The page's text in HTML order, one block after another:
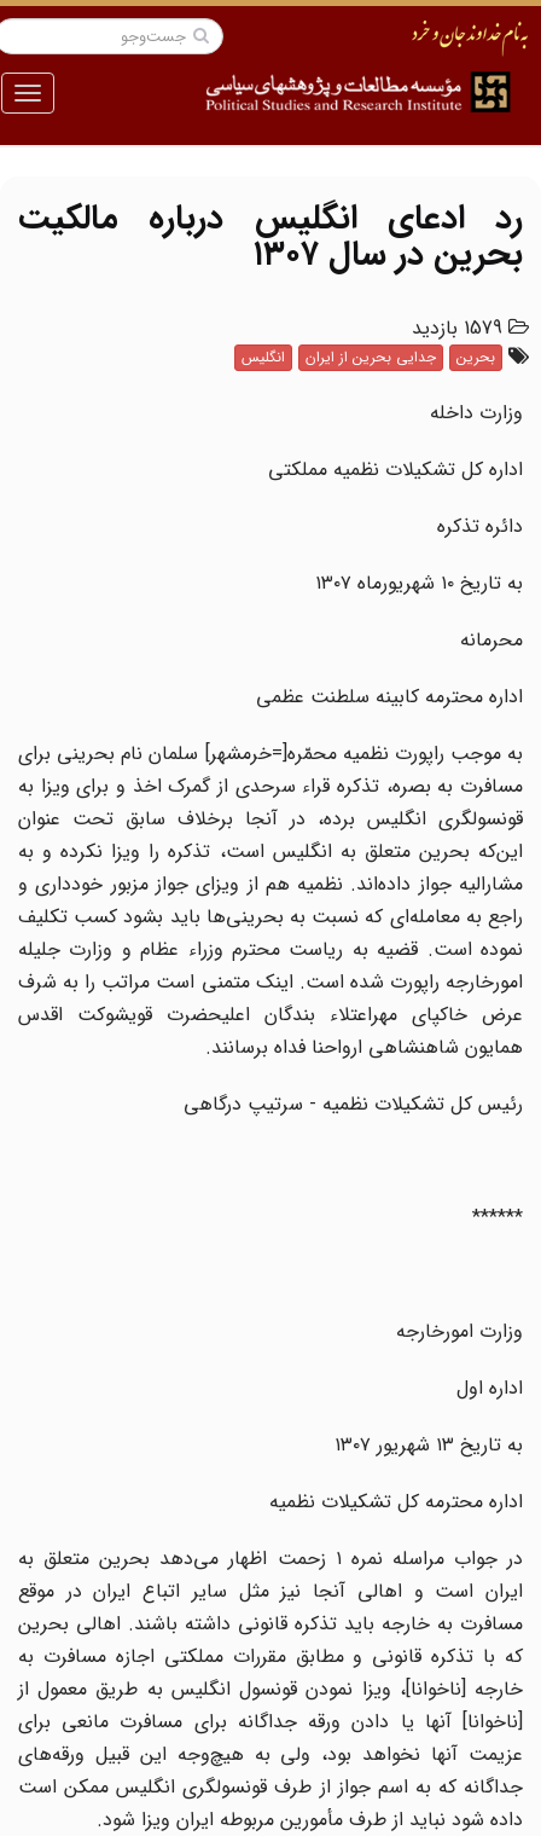
منو
رد ادعای انگلیس درباره مالکیت
بحرین در سال ۱۳۰۷
1579 بازدید
بحرین جدایی بحرین از ایران انگلیس
وزارت داخله
اداره کل تشکیلات نظمیه مملکتی
دائره تذکره
به تاریخ ۱۰ شهریورماه ۱۳۰۷
محرمانه
اداره محترمه کابینه سلطنت عظمی
به موجب راپورت نظمیه محمّره[=خرمشهر] سلمان نام بحرینی برای
مسافرت به بصره، تذکره قراء سرحدی از گمرک اخذ و برای ویزا به
قونسولگری انگلیس برده، در آنجا برخلاف سابق تحت عنوان
این‌که بحرین متعلق به انگلیس است، تذکره را ویزا نکرده و به
مشارالیه جواز داده‌اند. نظمیه هم از ویزای جواز مزبور خودداری و
راجع به معامله‌ای که نسبت به بحرینی‌ها باید بشود کسب تکلیف
نموده است. قضیه به ریاست محترم وزراء عظام و وزارت جلیله
امورخارجه راپورت شده است. اینک متمنی است مراتب را به شرف
عرض خاکپای مهراعتلاء بندگان اعلیحضرت قویشوکت اقدس
همایون شاهنشاهی ارواحنا فداه برسانند.
رئیس کل تشکیلات نظمیه - سرتیپ درگاهی
******
وزارت امورخارجه
اداره اول
به تاریخ ۱۳ شهریور ۱۳۰۷
اداره محترمه کل تشکیلات نظمیه
در جواب مراسله نمره ۱ زحمت اظهار می‌دهد بحرین متعلق به
ایران است و اهالی آنجا نیز مثل سایر اتباع ایران در موقع
مسافرت به خارجه باید تذکره قانونی داشته باشند. اهالی بحرین
که با تذکره قانونی و مطابق مقررات مملکتی اجازه مسافرت به
خارجه [ناخوانا]، ویزا نمودن قونسول انگلیس به طریق معمول از
[ناخوانا] آنها یا دادن ورقه جداگانه برای مسافرت مانعی برای
عزیمت آنها نخواهد بود، ولی به هیچ‌وجه این قبیل ورقه‌های
جداگانه که به اسم جواز از طرف قونسولگری انگلیس ممکن است
داده شود نباید از طرف مأمورین مربوطه ایران ویزا شود.